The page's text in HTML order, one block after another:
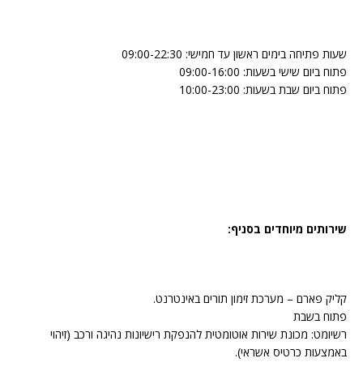
שעות פתיחה בימים ראשון עד חמישי: 09:00-22:30
פתוח ביום שישי בשעות: 09:00-16:00
פתוח ביום שבת בשעות: 10:00-23:00
שירותים מיוחדים בסניף:
קליק פארם – מערכת זימון תורים באינטרנט.
פתוח בשבת
רשיומט: מכונת שירות אוטומטית להנפקת רישיונות נהיגה ורכב (זיהוי
באמצעות כרטיס אשראי).